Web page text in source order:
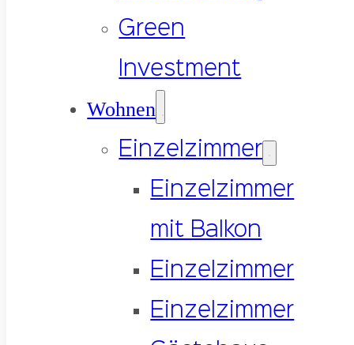
Green
Investment
Wohnen
Einzelzimmer
Einzelzimmer
mit Balkon
Einzelzimmer
Einzelzimmer